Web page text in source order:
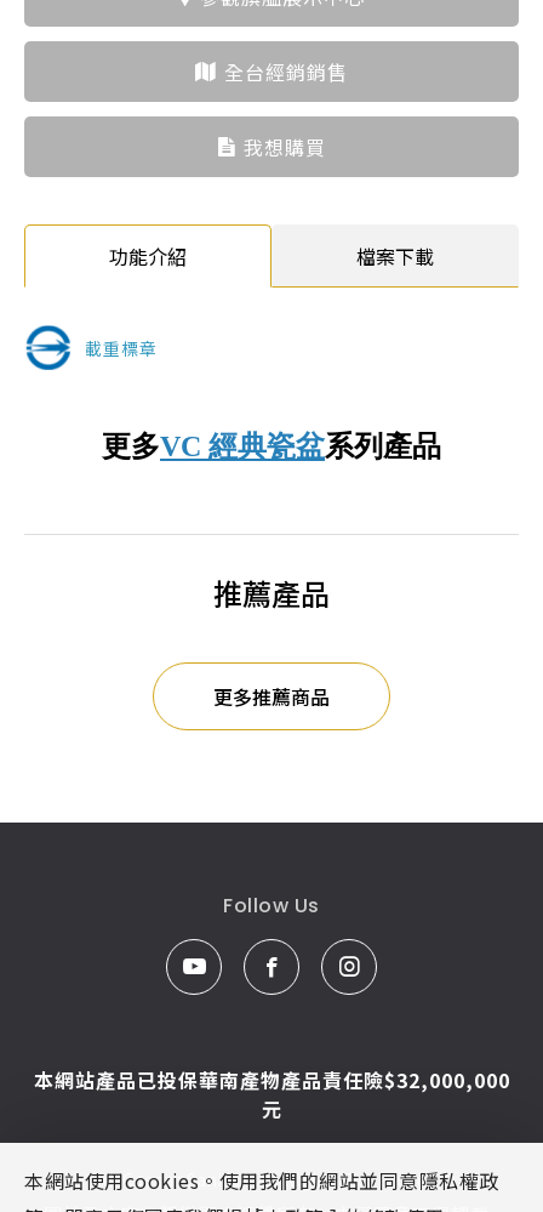
全台經銷銷售
我想購買
功能介紹 檔案下載
載重標章
更多VC 經典瓷盆系列產品
推薦產品
更多推薦商品
Follow Us
本網站產品已投保華南產物產品責任險$32,000,000
元
© Caesar Sanitar. All Rights Reserved.
本網站使用cookies。使用我們的網站並同意隱私權政